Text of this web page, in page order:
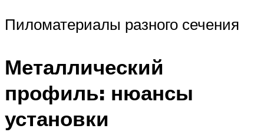
Пиломатериалы разного сечения
Металлический
профиль: нюансы
установки